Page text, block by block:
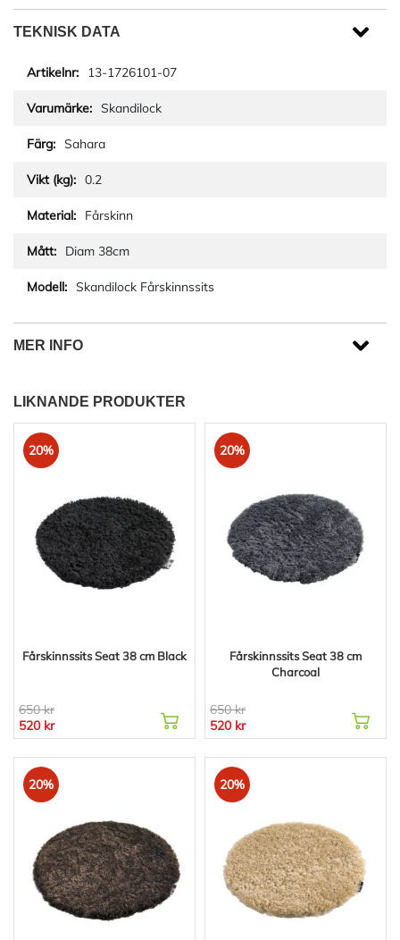
TEKNISK DATA
13-1726101-07
Skandilock
Sahara
0.2
Fårskinn
Diam 38cm
Skandilock Fårskinnssits
MER INFO
LIKNANDE PRODUKTER
20%
Fårskinnssits Seat 38 cm Black
650 kr
520 kr
20%
Fårskinnssits Seat 38 cm
Charcoal
650 kr
520 kr
20% 20%